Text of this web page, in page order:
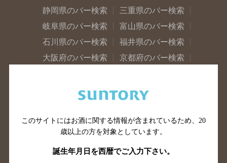
静岡県のバー検索
三重県のバー検索
岐阜県のバー検索
富山県のバー検索
石川県のバー検索
福井県のバー検索
大阪府のバー検索
京都府のバー検索
滋賀県のバー検索
和歌山県のバー検索
山口県のバー検索
鳥取県のバー検索
島根県のバー検索
徳島県のバー検索
香川県のバー検索
愛媛県のバー検索
このサイトにはお酒に関する情報が含まれているため、 20
歳以上の方を対象としています。
誕生年月日を西暦でご入力下さい。